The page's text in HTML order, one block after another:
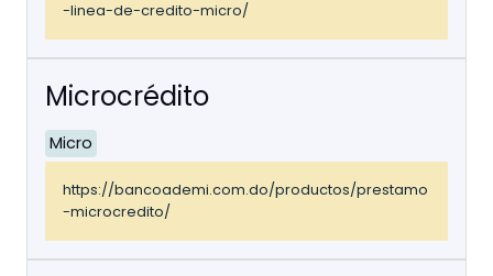
-linea-de-credito-micro/
Microcrédito
Micro
https://bancoademi.com.do/productos/prestamo
-microcredito/